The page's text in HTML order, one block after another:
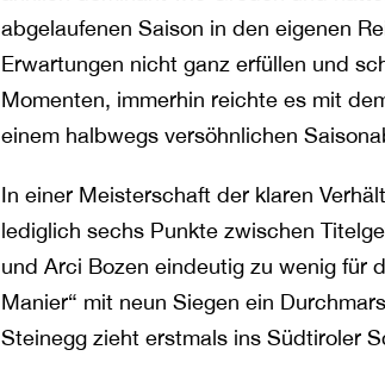
abgelaufenen Saison in den eigenen
Erwartungen nicht ganz erfüllen und
Momenten, immerhin reichte es mit
einem halbwegs versöhnlichen
In einer Meisterschaft der klaren
lediglich sechs Punkte zwischen
und Arci Bozen eindeutig zu wenig für
Manier“ mit neun Siegen ein
Steinegg zieht erstmals ins Südtiroler